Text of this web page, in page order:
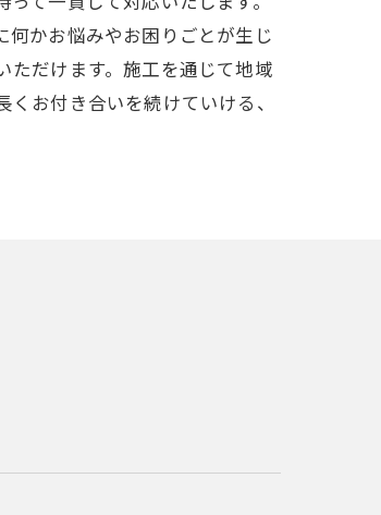
何かお悩みやお困りごとが生じ
ただけます。施工を通じて地域
お付き合いを続けていける、